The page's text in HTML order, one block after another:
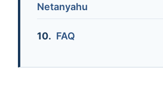
Netanyahu
FAQ